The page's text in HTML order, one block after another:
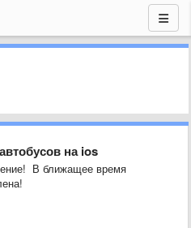
на ios
В ближащее время